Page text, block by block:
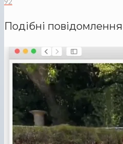
Подібні повідомлення